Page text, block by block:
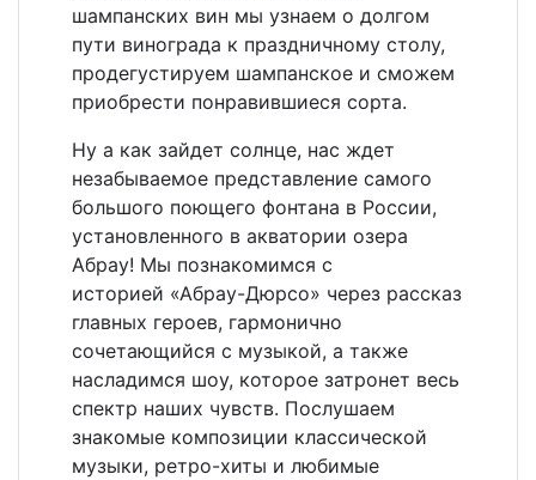
шампанских вин мы узнаем о долгом
пути винограда к праздничному столу,
продегустируем шампанское и сможем
приобрести понравившиеся сорта.
Ну а как зайдет солнце, нас ждет
незабываемое представление самого
большого поющего фонтана в России,
установленного в акватории озера
Абрау! Мы познакомимся с
историей «Абрау-Дюрсо» через рассказ
главных героев, гармонично
сочетающийся с музыкой, а также
насладимся шоу, которое затронет весь
спектр наших чувств. Послушаем
знакомые композиции классической
музыки, ретро-хиты и любимые